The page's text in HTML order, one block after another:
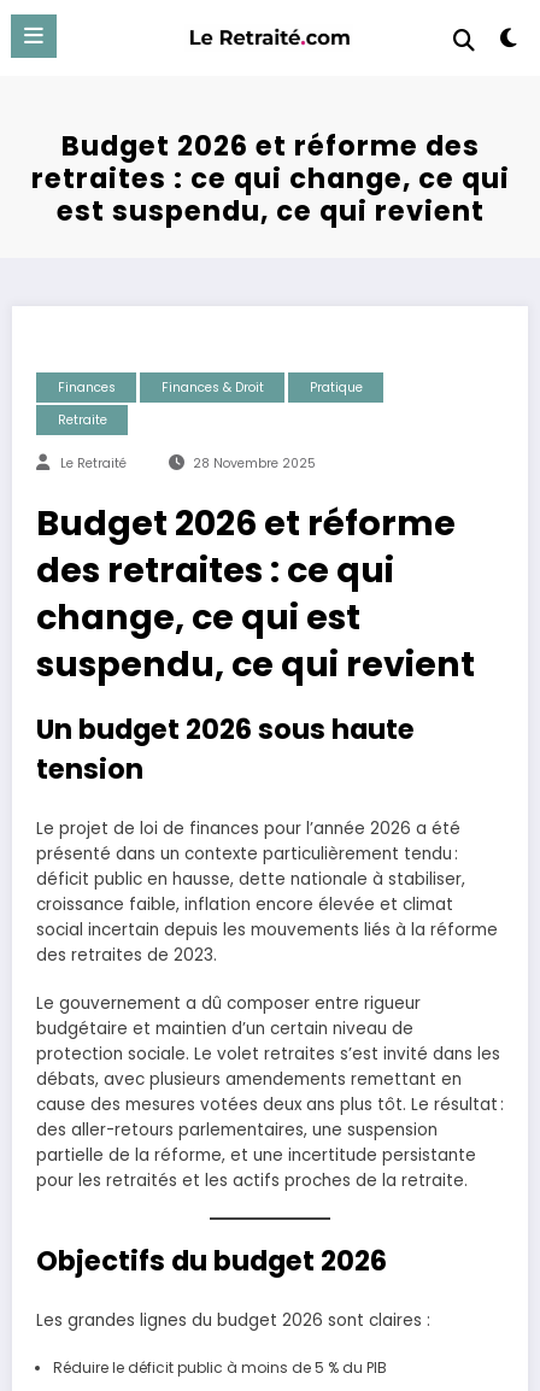
Aller
contenu
Budget 2026 et réforme des
retraites : ce qui change, ce qui
est suspendu, ce qui revient
Finances Finances & Droit
Pratique
Retraite
Le Retraité 28 Novembre 2025
Budget 2026 et réforme
des retraites : ce qui
change, ce qui est
suspendu, ce qui revient
Un budget 2026 sous haute
tension
Le projet de loi de finances pour l’année 2026 a été
présenté dans un contexte particulièrement tendu :
déficit public en hausse, dette nationale à stabiliser,
croissance faible, inflation encore élevée et climat
social incertain depuis les mouvements liés à la réforme
des retraites de 2023.
Le gouvernement a dû composer entre rigueur
budgétaire et maintien d’un certain niveau de
protection sociale. Le volet retraites s’est invité dans les
débats, avec plusieurs amendements remettant en
cause des mesures votées deux ans plus tôt. Le résultat :
des aller-retours parlementaires, une suspension
partielle de la réforme, et une incertitude persistante
pour les retraités et les actifs proches de la retraite.
Objectifs du budget 2026
Les grandes lignes du budget 2026 sont claires :
Réduire le déficit public à moins de 5 % du PIB